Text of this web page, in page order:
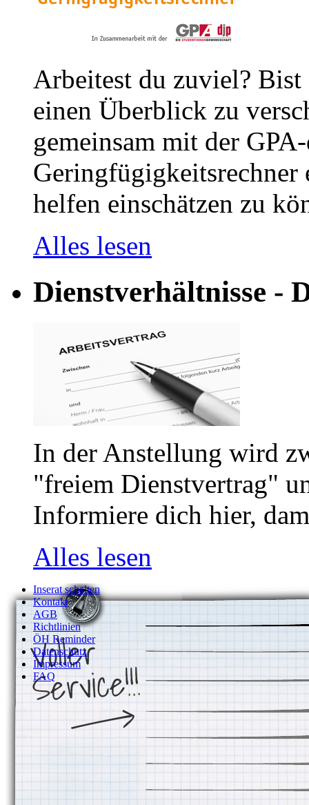
Arbeitest du zuviel?
einen Überblick zu
gemeinsam mit der
helfen einschätzen zu
Alles lesen
Dienstverhältnisse -
In der Anstellung wird
"freiem Dienstvertrag"
Informiere dich hier,
Alles lesen
Inserat schalten
Kontakt
AGB
Richtlinien
ÖH Reminder
Datenschutz
Impressum
FAQ